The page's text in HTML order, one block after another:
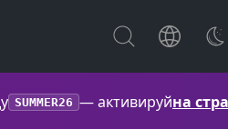
SUMMER26 — активируйна